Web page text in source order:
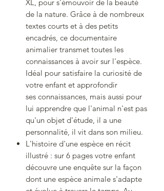
XL, pour s'émouvoir de la beauté
de la nature. Grâce à de nombreux
textes courts et à des petits
encadrés, ce documentaire
animalier transmet toutes les
connaissances à avoir sur l'espèce.
Idéal pour satisfaire la curiosité de
votre enfant et approfondir
ses connaissances, mais aussi pour
lui apprendre que l'animal n'est pas
qu'un objet d'étude, il a une
personnalité, il vit dans son milieu.
L'histoire d'une espèce en récit
illustré : sur 6 pages votre enfant
découvre une enquête sur la façon
dont une espèce animale s'adapte